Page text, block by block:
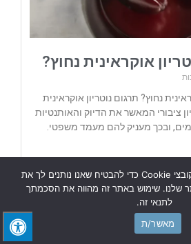
אוקראינית נחוץ?
נחוץ? תרגום נוטריון אוקראינית
ציבורי המאשר את הדיוק והאותנטיות
ובכך מעניק להם מעמד משפטי.
לידיעתך אנו משתמשים בקובצי Cookie כדי להבטיח שאנו נותנים לך את
שלנו. שימוש באתר זה מהווה את הסכמתך
לתנאי זה.
מאשר/ת